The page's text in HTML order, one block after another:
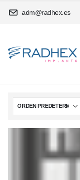
adm@radhex.es